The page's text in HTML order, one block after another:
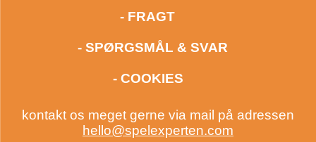
- FRAGT
- SPØRGSMÅL & SVAR
- COOKIES
kontakt os meget gerne via mail på adressen
hello@spelexperten.com